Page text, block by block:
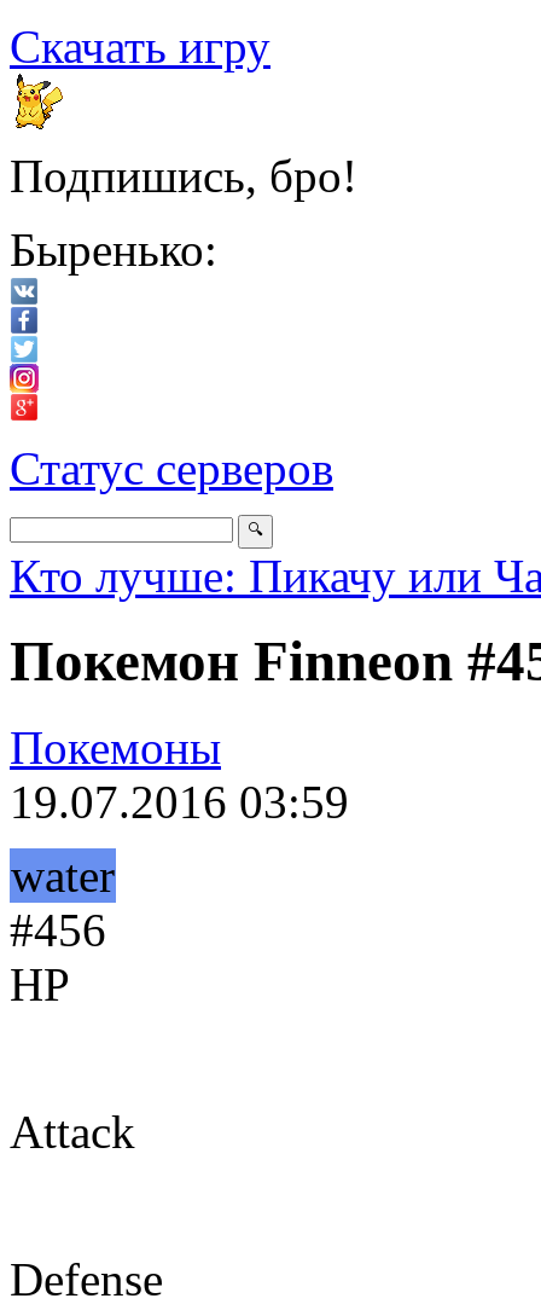
Скачать игру
Подпишись, бро!
Быренько:
Статус серверов
Кто лучше: Пикачу или
Покемон Finneon
Покемоны
19.07.2016 03:59
water
#456
HP
Attack
Defense